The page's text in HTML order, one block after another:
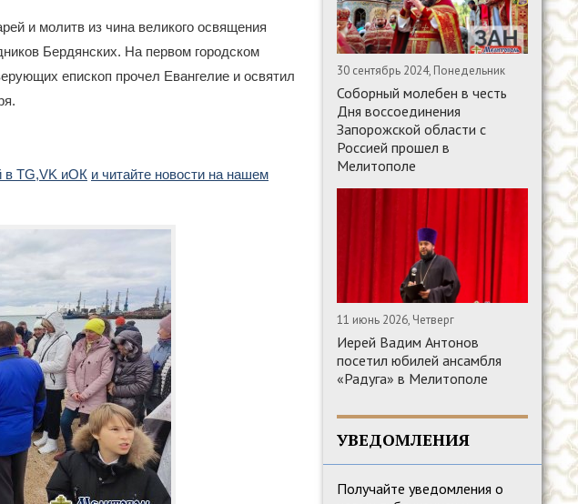
и молитв из чина великого освящения
Бердянских. На первом городском
епископ прочел Евангелие и освятил
в TG,VK иОК и читайте новости на нашем
30 сентябрь 2024, Понедельник
Соборный молебен в честь
Дня воссоединения
Запорожской области с
Россией прошел в
Мелитополе
11 июнь 2026, Четверг
Иерей Вадим Антонов
посетил юбилей ансамбля
«Радуга» в Мелитополе
УВЕДОМЛЕНИЯ
Получайте уведомления о